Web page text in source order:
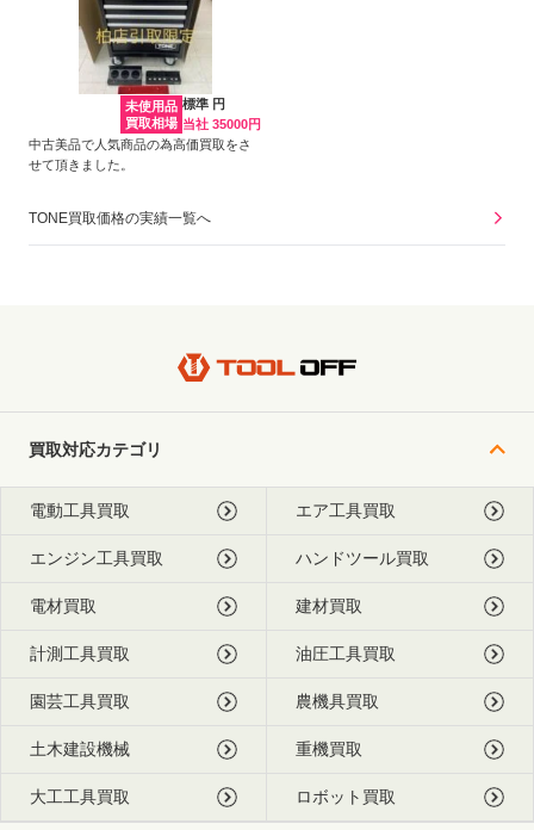
未使用品
買取相場
標準 円
当社 35000円
中古美品で人気商品の為高価買取をさ
せて頂きました。
TONE買取価格の実績一覧へ
買取対応カテゴリ
電動工具買取 エア工具買取
エンジン工具買取 ハンドツール買取
電材買取 建材買取
計測工具買取 油圧工具買取
園芸工具買取 農機具買取
土木建設機械 重機買取
大工工具買取 ロボット買取